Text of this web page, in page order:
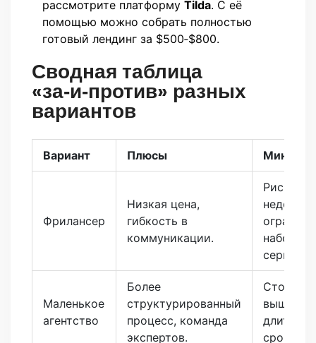
рассмотрите платформу Tilda. С её
помощью можно собрать полностью
готовый лендинг за $500‑$800.
Сводная таблица
«за‑и‑против» разных
вариантов
Вариант Плюсы Минусы
Фрилансер
Низкая цена,
гибкость в
коммуникации.
Риск
набор
Маленькое
агентство
Более
структурированный
процесс, команда
экспертов.
выше,
сроки.